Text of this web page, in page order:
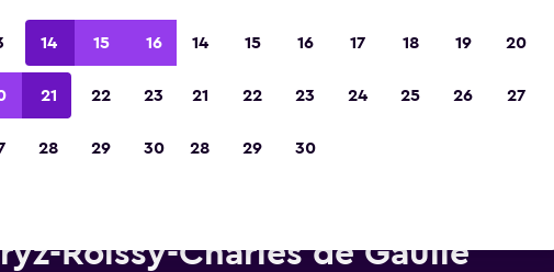
Roissy-Charles de Gaulle
14 15 16
21 22 23
28 29 30
14 15 16 17 18 19 20
21 22 23 24 25 26 27
28 29 30